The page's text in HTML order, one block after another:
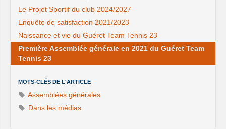
Le Projet Sportif du club 2024/2027
Enquête de satisfaction 2021/2023
Naissance et vie du Guéret Team Tennis 23
Première Assemblée générale en 2021 du Guéret Team
Tennis 23
MOTS-CLÉS DE L'ARTICLE
Assemblées générales
Dans les médias